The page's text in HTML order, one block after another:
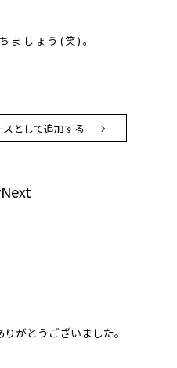
ましょう(笑)。
として追加する
Next
がとうございました。